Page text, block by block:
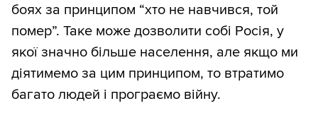
боях за принципом “хто не навчився, той
помер”. Таке може дозволити собі Росія, у
якої значно більше населення, але якщо ми
діятимемо за цим принципом, то втратимо
багато людей і програємо війну.